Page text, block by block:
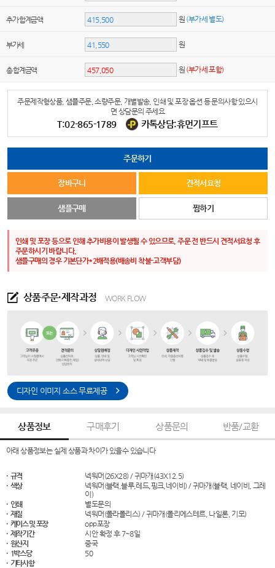
추가 합계금액 원 (부가세 별도)
부가세 원
총 합계금액 원 (부가세 포함)
주문제작형상품, 샘플주문, 소량주문, 개별발송, 인쇄 및 포장 옵션 등 문의사항 있으시
면 상담문의 주세요
T:02-865-1789 카톡상담:휴먼기프트
주문하기
장바구니 견적서요청
샘플구매 찜하기
인쇄 및 포장 등으로 인해 추가비용이 발생될 수 있으므로, 주문 전 반드시 견적서요청 후
주문하시기 바랍니다.
샘플구매의 경우 기본단가*2배적용(배송비 착불-고객부담)
상품주문·제작과정 WORK FLOW
디자인 이미지 소스 무료제공
상품정보 구매후기 상품문의 반품/교환
아래 상품정보는 실제 상품과 차이가 있을수 있습니다
· 규격
넥워머(26X28) / 귀마개(43X12.5)
· 색상
넥워머(블랙,블루,레드,핑크,네이비) / 귀마개(블랙, 네이비, 그레
이)
· 인쇄
별도문의
· 재질
넥워머(폴라폴리스) / 귀마개(폴리에스테르, 나일론, 기모)
· 케이스 및 포장
opp포장
· 제작기간
시안 확정 후 7~8일
· 원산지
중국
· 1박스당
50
· 기타사항